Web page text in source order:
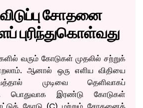
சோதனை
புரிந்துகொள்வது
வரும் கோடுகள் முதலில் சற்றுக்
ஆனால் ஒரு எளிய விதியை
முடிவை தெளிவாகப்
பொதுவாக இரண்டு கோடுகள்
கோடு (C) மற்றும் சோதனைக்